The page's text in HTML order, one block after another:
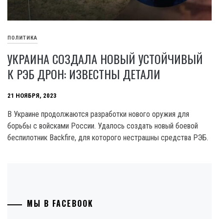
ПОЛИТИКА
УКРАИНА СОЗДАЛА НОВЫЙ УСТОЙЧИВЫЙ
К РЭБ ДРОН: ИЗВЕСТНЫ ДЕТАЛИ
21 НОЯБРЯ, 2023
В Украине продолжаются разработки нового оружия для
борьбы с войсками России. Удалось создать новый боевой
беспилотник Backfire, для которого нестрашны средства РЭБ.
МЫ В FACEBOOK